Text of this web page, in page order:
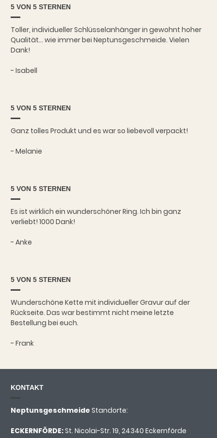
5 VON 5 STERNEN
Toller, individueller Schlüsselanhänger in gewohnt hoher
Qualität... wie immer bei Neptunsgeschmeide. Vielen
Dank!
- Isabell
5 VON 5 STERNEN
Ganz tolles Produkt und es war so liebevoll verpackt!
- Melanie
5 VON 5 STERNEN
Es ist wirklich ein wunderschöner Ring. Ich bin ganz
verliebt! 1000 Dank!
- Anke
5 VON 5 STERNEN
Wunderschöne Kette mit individueller Gravur auf der
Rückseite. Das war bestimmt nicht meine letzte
Bestellung bei euch.
- Frank
KONTAKT
NeptunsgeschmeideStandorte:
ECKERNFÖRDE:St. Nicolai-Str. 19, 24340 Eckernförde